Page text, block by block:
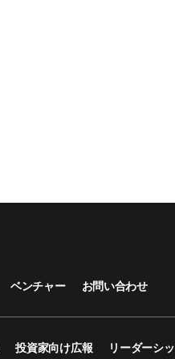
ベンチャー お問い合わせ
投資家向け広報 リーダーシ